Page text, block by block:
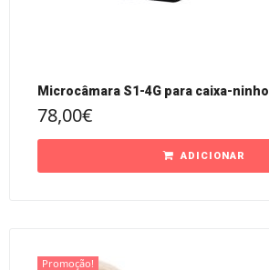
Microcâmara S1-4G para caixa-ninho
78,00€
ADICIONAR
Promoção!